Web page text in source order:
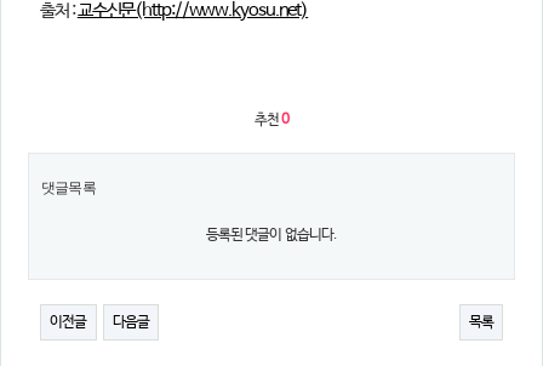
출처 :교수신문(http://www.kyosu.net)
추천0
댓글목록
등록된 댓글이 없습니다.
이전글 다음글 목록